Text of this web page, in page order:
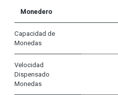
Monedero
Capacidad de
Monedas
Velocidad
Dispensado
Monedas